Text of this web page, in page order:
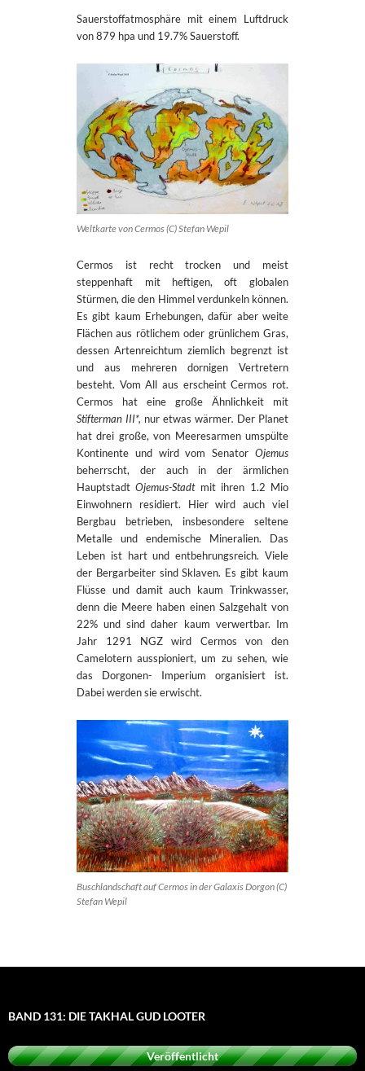
Sauerstoffatmosphäre mit einem Luftdruck
von 879 hpa und 19.7% Sauerstoff.
Weltkarte von Cermos (C) Stefan Wepil
Cermos ist recht trocken und meist
steppenhaft mit heftigen, oft globalen
Stürmen, die den Himmel verdunkeln können.
Es gibt kaum Erhebungen, dafür aber weite
Flächen aus rötlichem oder grünlichem Gras,
dessen Artenreichtum ziemlich begrenzt ist
und aus mehreren dornigen Vertretern
besteht. Vom All aus erscheint Cermos rot.
Cermos hat eine große Ähnlichkeit mit
Stifterman III*, nur etwas wärmer. Der Planet
hat drei große, von Meeresarmen umspülte
Kontinente und wird vom Senator Ojemus
beherrscht, der auch in der ärmlichen
HauptstadtOjemus-Stadt mit ihren 1.2 Mio
Einwohnern
residiert. Hier wird auch viel
Bergbau betrieben, insbesondere seltene
Metalle und endemische Mineralien. Das
Leben ist hart und entbehrungsreich. Viele
der Bergarbeiter sind Sklaven. Es gibt kaum
Flüsse und damit auch kaum Trinkwasser,
denn die Meere haben einen Salzgehalt von
22% und sind daher kaum verwertbar. Im
Jahr 1291 NGZ wird Cermos von den
Camelotern ausspioniert, um zu sehen, wie
das Dorgonen- Imperium organisiert ist.
Dabei werden sie erwischt.
Buschlandschaft auf Cermos in der Galaxis Dorgon (C)
Stefan Wepil
BAND 131: DIE TAKHAL GUD LOOTER
Veröffentlicht